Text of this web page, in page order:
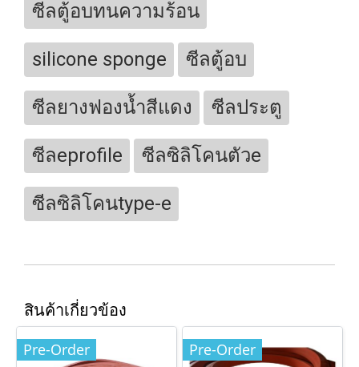
ซีลตู้อบทนความร้อน
silicone sponge ซีลตู้อบ
ซีลยางฟองน้ำสีแดง ซีลประตู
ซีลeprofile ซีลซิลิโคนตัวe
ซีลซิลิโคนtype-e
สินค้าเกี่ยวข้อง
Pre-Order Pre-Order